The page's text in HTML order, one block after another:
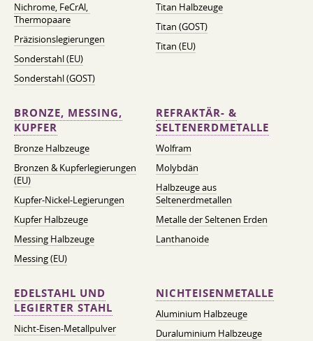
Nichrome, FeСrAl, ​​
Thermopaare
Präzisionslegierungen
Sonderstahl (EU)
Sonderstahl (GOST)
Titan Halbzeuge
Titan (GOST)
Titan (EU)
BRONZE, MESSING,
KUPFER
Bronze Halbzeuge
Bronzen & Kupferlegierungen
(EU)
Kupfer-Nickel-Legierungen
Kupfer Halbzeuge
Messing Halbzeuge
Messing (EU)
REFRAKTÄR- &
SELTENERDMETALLE
Wolfram
Molybdän
Halbzeuge aus
Seltenerdmetallen
Metalle der Seltenen Erden
Lanthanoide
EDELSTAHL UND
LEGIERTER STAHL
Nicht-Eisen-Metallpulver
NICHTEISENMETALLE
Aluminium Halbzeuge
Duraluminium Halbzeuge